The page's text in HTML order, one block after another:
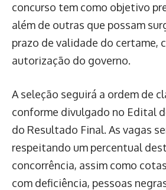
concurso tem como objetivo
além de outras que possam
prazo de validade do certame,
autorização do governo.
A seleção seguirá a ordem de
conforme divulgado no Edital
do Resultado Final. As vagas
respeitando um percentual
concorrência, assim como
com deficiência, pessoas